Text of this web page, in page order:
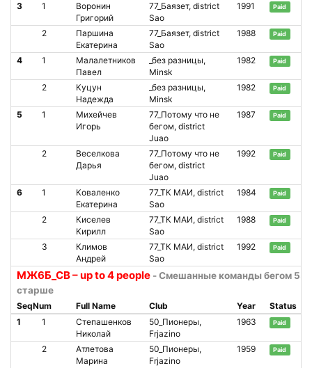
3 1
Воронин
Григорий
77_Баязет, district
Sao
1991 Paid
2
Паршина
Екатерина
77_Баязет, district
Sao
1988 Paid
4 1
Малалетников
Павел
_без разницы,
Minsk
1982 Paid
2
Куцун
Надежда
_без разницы,
Minsk
1982 Paid
5 1
Михейчев
Игорь
77_Потому что не
бегом, district
Juao
1987 Paid
2
Веселкова
Дарья
77_Потому что не
бегом, district
Juao
1992 Paid
6 1
Коваленко
Екатерина
77_ТК МАИ, district
Sao
1984 Paid
2
Киселев
Кирилл
77_ТК МАИ, district
Sao
1988 Paid
3
Климов
Андрей
77_ТК МАИ, district
Sao
1992 Paid
МЖ6Б_СВ – up to 4 people - Смешанные команды бегом 55
старше
SeqNum Full Name Club Year
Status
1
1
Степашенков
Николай
50_Пионеры,
Frjazino
1963 Paid
2
Атлетова
Марина
50_Пионеры,
Frjazino
1959 Paid